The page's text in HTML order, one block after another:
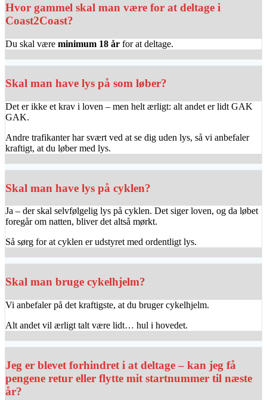
Hvor gammel skal man være for at deltage i
Coast2Coast?
Du skal være minimum 18 år for at deltage.
Skal man have lys på som løber?
Det er ikke et krav i loven – men helt ærligt: alt andet er lidt GAK
GAK.
Andre trafikanter har svært ved at se dig uden lys, så vi anbefaler
kraftigt, at du løber med lys.
Skal man have lys på cyklen?
Ja – der skal selvfølgelig lys på cyklen. Det siger loven, og da løbet
foregår om natten, bliver det altså mørkt.
Så sørg for at cyklen er udstyret med ordentligt lys.
Skal man bruge cykelhjelm?
Vi anbefaler på det kraftigste, at du bruger cykelhjelm.
Alt andet vil ærligt talt være lidt… hul i hovedet.
Jeg er blevet forhindret i at deltage – kan jeg få
pengene retur eller flytte mit startnummer til næste
år?